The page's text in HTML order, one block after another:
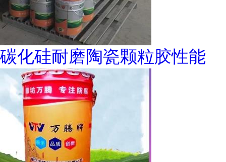
碳化硅耐磨陶瓷颗粒胶性能